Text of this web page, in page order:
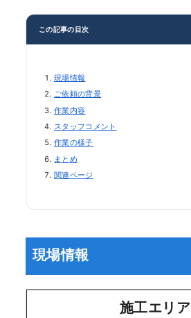
この記事の目次
現場情報
ご依頼の背景
作業内容
スタッフコメント
作業の様子
まとめ
関連ページ
現場情報
施工エリア